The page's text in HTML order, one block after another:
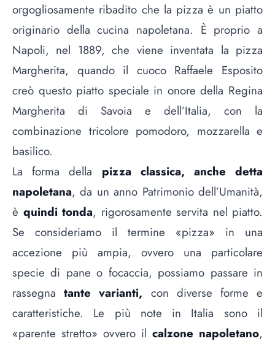
orgogliosamente ribadito che la pizza è un piatto
originario della cucina napoletana. È proprio a
Napoli, nel 1889, che viene inventata la pizza
Margherita, quando il cuoco Raffaele Esposito
creò questo piatto speciale in onore della Regina
Margherita di Savoia e dell’Italia, con la
combinazione tricolore pomodoro, mozzarella e
basilico.
La forma della pizza classica, anche detta
napoletana, da un anno Patrimonio dell’Umanità,
è quindi tonda, rigorosamente servita nel piatto.
Se consideriamo il termine «pizza» in una
accezione più ampia, ovvero una particolare
specie di pane o focaccia, possiamo passare in
rassegna tante varianti, con diverse forme e
caratteristiche. Le più note in Italia sono il
«parente stretto» ovvero il calzone napoletano,